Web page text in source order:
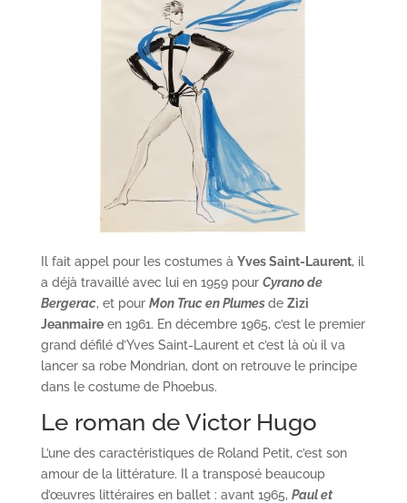
Il fait appel pour les costumes à Yves Saint-Laurent, il
a déjà travaillé avec lui en 1959 pour Cyrano de
Bergerac, et pour Mon Truc en Plumesde Zizi
Jeanmaireen 1961. En décembre 1965, c’est le premier
grand défilé d’Yves Saint-Laurent et c’est là où il va
lancer sa robe Mondrian, dont on retrouve le principe
dans le costume de Phoebus.
Le roman de Victor Hugo
L’une des caractéristiques de Roland Petit, c’est son
amour de la littérature. Il a transposé beaucoup
d’œuvres littéraires en ballet : avant 1965, Paul et